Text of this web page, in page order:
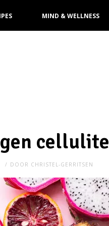
MIND & WELLNESS
cellulite
DOOR CHRISTEL-GERRITSEN